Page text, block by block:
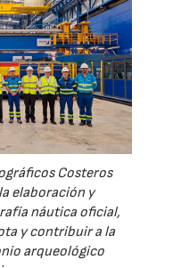
Costeros
elaboración y
náutica oficial,
y contribuir a la
arqueológico